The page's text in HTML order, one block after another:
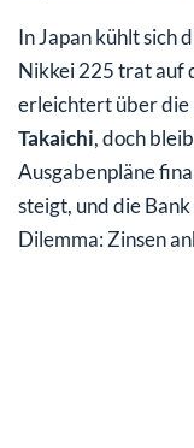
In Japan kühlt sich
Nikkei 225 trat auf
erleichtert über
Takaichi, doch
Ausgabenpläne
steigt, und die
Dilemma: Zinsen